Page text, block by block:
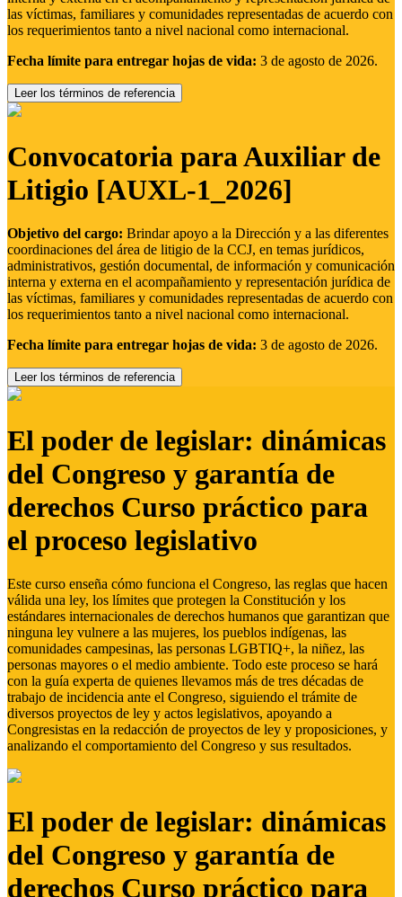
las víctimas, familiares y comunidades representadas de acuerdo con
los requerimientos tanto a nivel nacional como internacional.
Fecha límite para entregar hojas de vida: 3 de agosto de 2026.
Leer los términos de referencia
Convocatoria para Auxiliar de
Litigio [AUXL-1_2026]
Objetivo del cargo: Brindar apoyo a la Dirección y a las diferentes
coordinaciones del área de litigio de la CCJ, en temas jurídicos,
administrativos, gestión documental, de información y comunicación
interna y externa en el acompañamiento y representación jurídica de
las víctimas, familiares y comunidades representadas de acuerdo con
los requerimientos tanto a nivel nacional como internacional.
Fecha límite para entregar hojas de vida: 3 de agosto de 2026.
Leer los términos de referencia
El poder de legislar: dinámicas
del Congreso y garantía de
derechos Curso práctico para
el proceso legislativo
Este curso enseña cómo funciona el Congreso, las reglas que hacen
válida una ley, los límites que protegen la Constitución y los
estándares internacionales de derechos humanos que garantizan que
ninguna ley vulnere a las mujeres, los pueblos indígenas, las
comunidades campesinas, las personas LGBTIQ+, la niñez, las
personas mayores o el medio ambiente. Todo este proceso se hará
con la guía experta de quienes llevamos más de tres décadas de
trabajo de incidencia ante el Congreso, siguiendo el trámite de
diversos proyectos de ley y actos legislativos, apoyando a
Congresistas en la redacción de proyectos de ley y proposiciones, y
analizando el comportamiento del Congreso y sus resultados.
El poder de legislar: dinámicas
del Congreso y garantía de
derechos Curso práctico para